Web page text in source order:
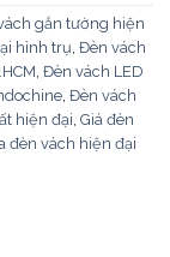
gắn tường hiện
hình trụ Đèn vách
Đèn vách LED
, Đèn vách
hiện đại Giá đèn
đèn vách hiện đại